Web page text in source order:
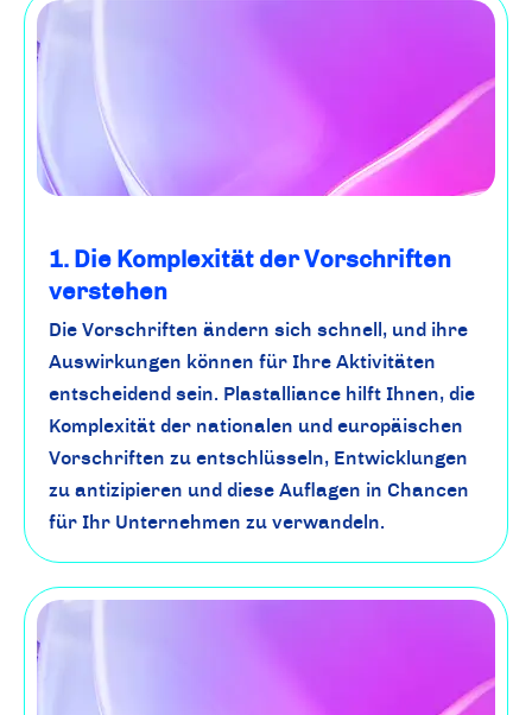
1. Die Komplexität der Vorschriften
verstehen
Die Vorschriften ändern sich schnell, und ihre
Auswirkungen können für Ihre Aktivitäten
entscheidend sein. Plastalliance hilft Ihnen, die
Komplexität der nationalen und europäischen
Vorschriften zu entschlüsseln, Entwicklungen
zu antizipieren und diese Auflagen in Chancen
für Ihr Unternehmen zu verwandeln.